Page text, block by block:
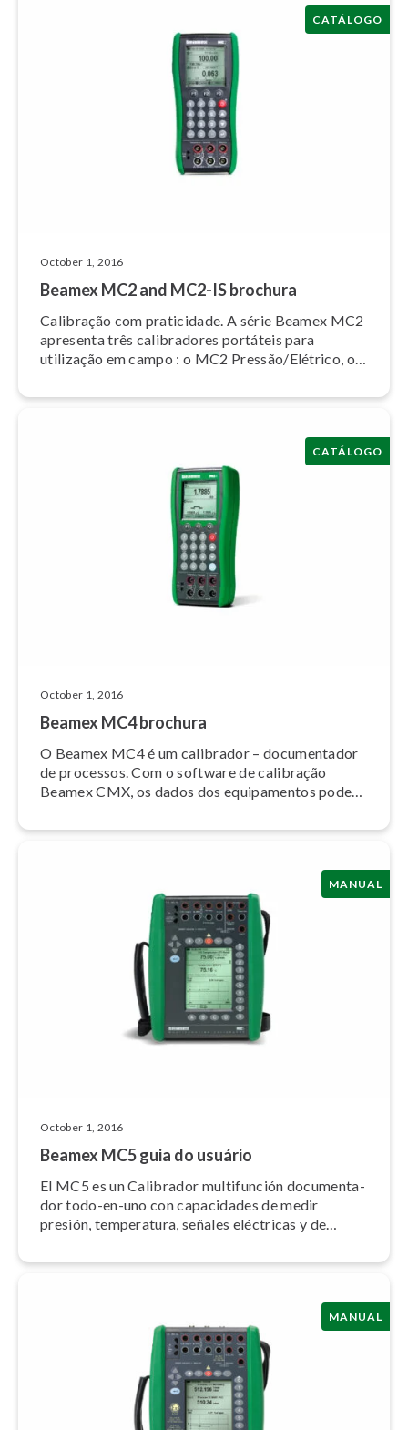
CATÁLOGO
October 1, 2016
Beamex MC2 and MC2-IS brochura
Calibração com praticidade. A série Beamex MC2
apresenta três ca­li­bra­do­res portáteis para
utilização em campo : o MC2 Pressão/Elétrico, o
CATÁLOGO
October 1, 2016
Beamex MC4 brochura
O Beamex MC4 é um calibrador – do­cu­men­ta­dor
de processos. Com o software de calibração
Beamex CMX, os dados dos equi­pa­men­tos podem
resultados das calibrações , enviados para um
MANUAL
October 1, 2016
Beamex MC5 guia do usuário
El MC5 es un Calibrador mul­ti­fun­ción do­cu­men­ta­
dor todo-en-uno con capacidades de medir
presión, temperatura, señales eléctricas y de
MANUAL